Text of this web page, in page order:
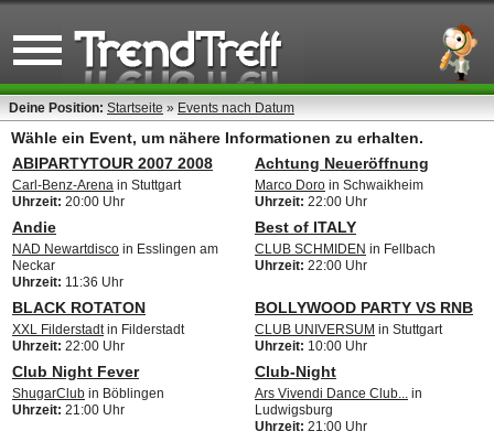
Deine Position: Startseite » Events nach Datum
Wähle ein Event, um nähere Informationen zu erhalten.
ABIPARTYTOUR 2007 2008
Carl-Benz-Arena in Stuttgart
Uhrzeit: 20:00 Uhr
Achtung Neueröffnung
Marco Doro in Schwaikheim
Uhrzeit: 22:00 Uhr
Andie
NAD Newartdisco in Esslingen am
Neckar
Uhrzeit: 11:36 Uhr
Best of ITALY
CLUB SCHMIDEN in Fellbach
Uhrzeit: 22:00 Uhr
BLACK ROTATON
XXL Filderstadtin Filderstadt
Uhrzeit: 22:00 Uhr
BOLLYWOOD PARTY VS RNB
CLUB UNIVERSUM in Stuttgart
Uhrzeit: 10:00 Uhr
Club Night Fever
ShugarClub in Böblingen
Uhrzeit: 21:00 Uhr
Club-Night
Ars Vivendi Dance Club... in
Ludwigsburg
Uhrzeit: 21:00 Uhr